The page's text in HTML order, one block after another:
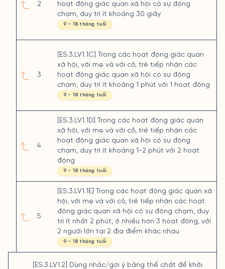
2
3
4
5
hoạt động giác quan xã hội có sự động
chạm, duy trì ít khoảng 30 giây
9 - 18 tháng tuổi
[ES.3.LV1.1C] Trong các hoạt động giác quan
xã hội, với mẹ và với cô, trẻ tiếp nhận các
hoạt động giác quan xã hội có sự động
chạm, duy trì ít khoảng 1 phút với 1 hoạt động
9 - 18 tháng tuổi
[ES.3.LV1.1D] Trong các hoạt động giác quan
xã hội, với mẹ và với cô, trẻ tiếp nhận các
hoạt động giác quan xã hội có sự động
chạm, duy trì ít khoảng 1-2 phút với 2 hoạt
động
9 - 18 tháng tuổi
[ES.3.LV1.1E] Trong các hoạt động giác quan xã
hội, với mẹ và với cô, trẻ tiếp nhận các hoạt
động giác quan xã hội có sự động chạm, duy
trì ít nhất 2 phút, ở nhiều hơn 3 hoạt động, với
2 người lớn tại 2 địa điểm khác nhau
9 - 18 tháng tuổi
[ES.3.LV1.2] Dùng nhắc/gợi ý bằng thể chất để khởi